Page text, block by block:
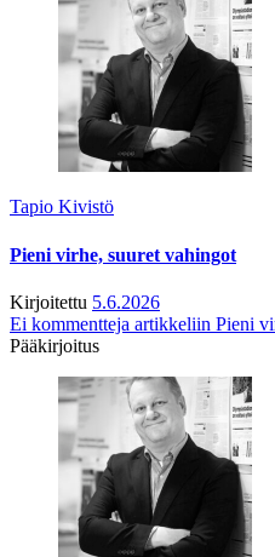
Tapio Kivistö
Pieni virhe, suuret vahingot
Kirjoitettu 5.6.2026
Ei kommentteja artikkeliin Pieni
Pääkirjoitus